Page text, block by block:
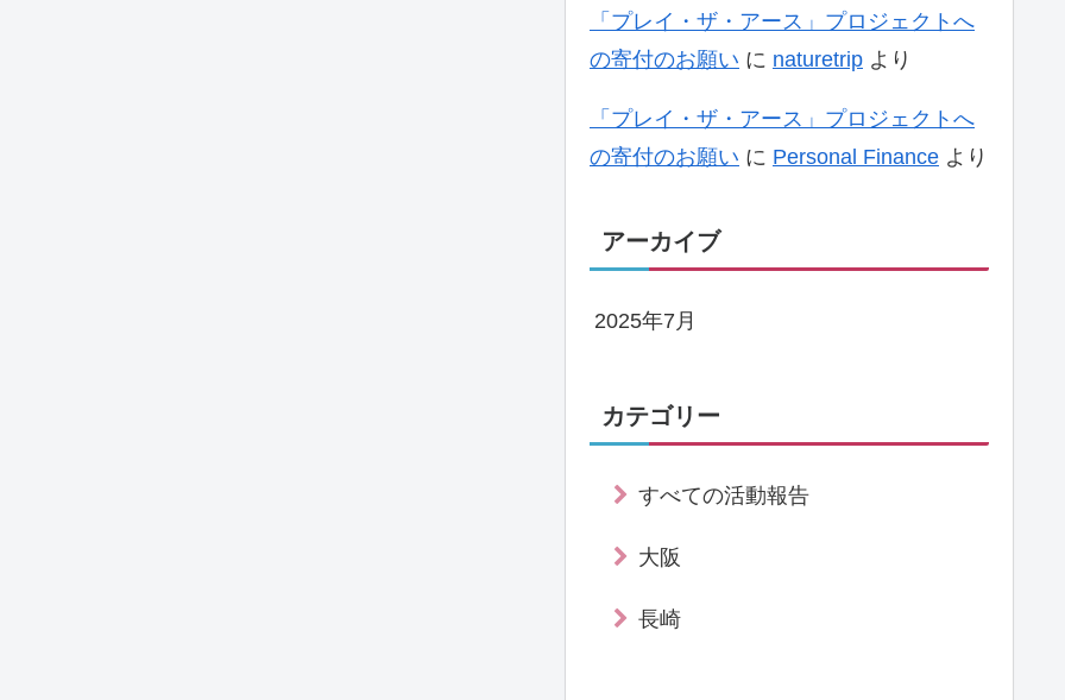
「プレイ・ザ・アース」プロジェクトへ
の寄付のお願い に naturetrip より
「プレイ・ザ・アース」プロジェクトへ
の寄付のお願い に Personal Finance より
アーカイブ
2025年7月
カテゴリー
すべての活動報告
大阪
長崎